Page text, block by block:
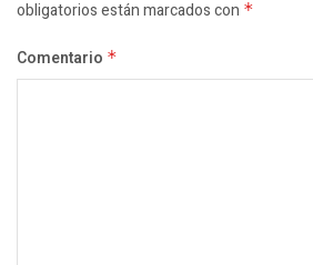
obligatorios están marcados con *
Comentario *